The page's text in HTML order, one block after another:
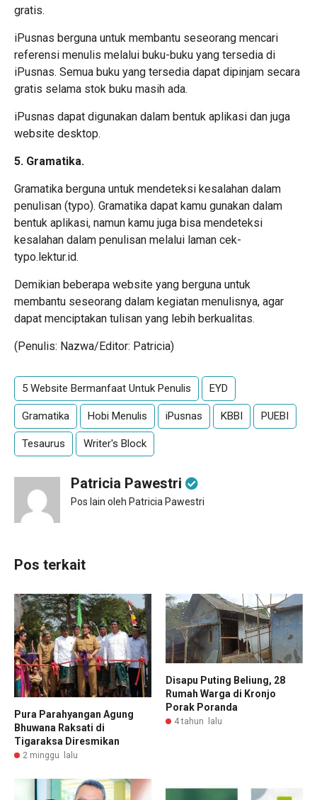
gratis.
iPusnas berguna untuk membantu seseorang mencari
referensi menulis melalui buku-buku yang tersedia di
iPusnas. Semua buku yang tersedia dapat dipinjam secara
gratis selama stok buku masih ada.
iPusnas dapat digunakan dalam bentuk aplikasi dan juga
website desktop.
5. Gramatika.
Gramatika berguna untuk mendeteksi kesalahan dalam
penulisan (typo). Gramatika dapat kamu gunakan dalam
bentuk aplikasi, namun kamu juga bisa mendeteksi
kesalahan dalam penulisan melalui laman cek-
typo.lektur.id.
Demikian beberapa website yang berguna untuk
membantu seseorang dalam kegiatan menulisnya, agar
dapat menciptakan tulisan yang lebih berkualitas.
(Penulis: Nazwa/Editor: Patricia)
5 Website Bermanfaat Untuk Penulis EYD
Gramatika Hobi Menulis iPusnas KBBI PUEBI
Tesaurus Writer's Block
Patricia Pawestri
Pos lain oleh Patricia Pawestri
Pos terkait
Pura Parahyangan Agung
Bhuwana Raksati di
Tigaraksa Diresmikan
2 minggu lalu
Disapu Puting Beliung, 28
Rumah Warga di Kronjo
Porak Poranda
4 tahun lalu